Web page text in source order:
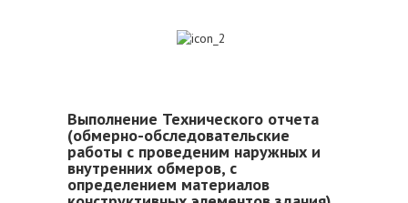
Выполнение Технического отчета
(обмерно-обследовательские
работы с проведеним наружных и
внутренних обмеров, с
определением материалов